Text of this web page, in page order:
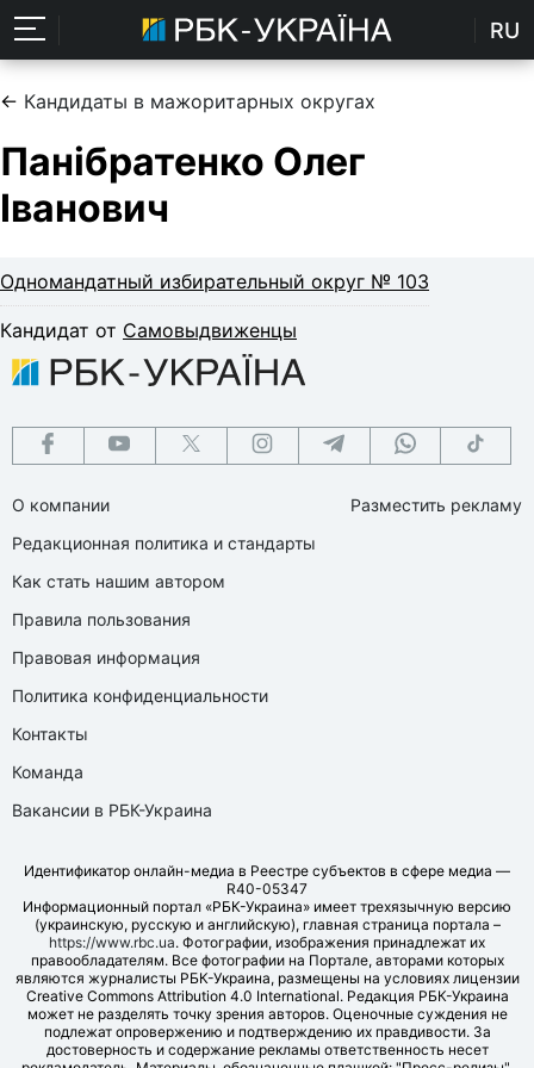
RU
← Кандидаты в мажоритарных округах
Панібратенко Олег
Іванович
Одномандатный избирательный округ № 103
Кандидат от Самовыдвиженцы
О компании
Редакционная политика и стандарты
Как стать нашим автором
Правила пользования
Правовая информация
Политика конфиденциальности
Контакты
Команда
Вакансии в РБК-Украина
Разместить рекламу
Идентификатор онлайн-медиа в Реестре субъектов в сфере медиа —
R40-05347
Информационный портал «РБК-Украина» имеет трехязычную версию
(украинскую, русскую и английскую), главная страница портала –
https://www.rbc.ua. Фотографии, изображения принадлежат их
правообладателям. Все фотографии на Портале, авторами которых
являются журналисты РБК-Украина, размещены на условиях лицензии
Creative Commons Attribution 4.0 International. Редакция РБК-Украина
может не разделять точку зрения авторов. Оценочные суждения не
подлежат опровержению и подтверждению их правдивости. За
достоверность и содержание рекламы ответственность несет